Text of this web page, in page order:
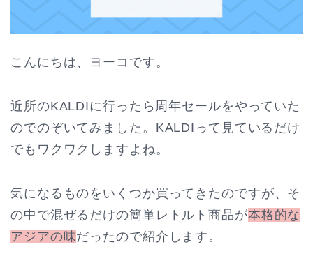
こんにちは、ヨーコです。
近所のKALDIに行ったら周年セールをやっていた
のでのぞいてみました。KALDIって見ているだけ
でもワクワクしますよね。
気になるものをいくつか買ってきたのですが、そ
の中で混ぜるだけの簡単レトルト商品が本格的な
アジアの味だったので紹介します。